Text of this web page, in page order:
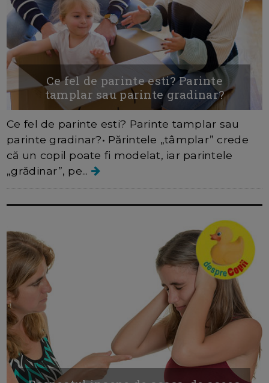
Ce fel de parinte esti? Parinte
tamplar sau parinte gradinar?
Ce fel de parinte esti? Parinte tamplar sau
parinte gradinar?• Părintele „tâmplar” crede
că un copil poate fi modelat, iar parintele
„grădinar”, pe...